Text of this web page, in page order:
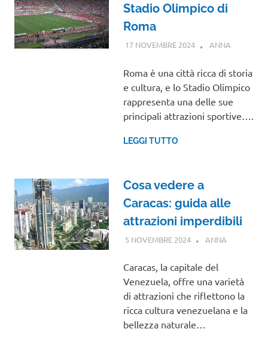
Stadio Olimpico di
Roma
17 NOVEMBRE 2024 ANNAGUIDE
Roma è una città ricca di storia
e cultura, e lo Stadio Olimpico
rappresenta una delle sue
principali attrazioni sportive….
LEGGI TUTTO
Cosa vedere a
Caracas: guida alle
attrazioni imperdibili
5 NOVEMBRE 2024 ANNA
Caracas, la capitale del
Venezuela, offre una varietà
di attrazioni che riflettono la
ricca cultura venezuelana e la
bellezza naturale…